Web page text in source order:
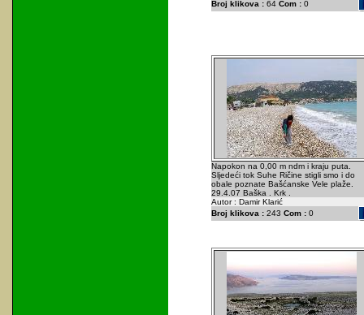
Broj klikova :64 Com :0
Napokon na 0,00 m ndm i kraju puta.
Sljedeći tok Suhe Ričine stigli smo i do
obale poznate Bašćanske Vele plaže.
29.4.07 Baška . Krk .
Autor : Damir Klarić
Broj klikova :243 Com :0